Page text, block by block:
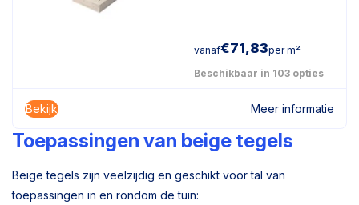
vanaf€71,83per m²
Beschikbaar in 103 opties
Bekijk Meer informatie
Toepassingen van beige tegels
Beige tegels zijn veelzijdig en geschikt voor tal van
toepassingen in en rondom de tuin: